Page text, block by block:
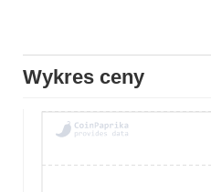
Wykres ceny